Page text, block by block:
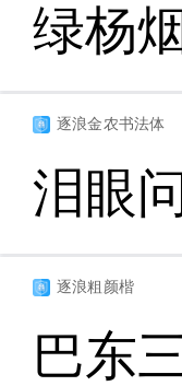
绿杨
逐浪金农书法体
泪眼
逐浪粗颜楷
巴东